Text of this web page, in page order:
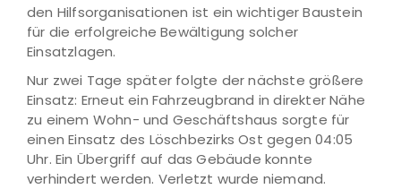
den Hilfsorganisationen ist ein wichtiger Baustein
für die erfolgreiche Bewältigung solcher
Einsatzlagen.
Nur zwei Tage später folgte der nächste größere
Einsatz: Erneut ein Fahrzeugbrand in direkter Nähe
zu einem Wohn- und Geschäftshaus sorgte für
einen Einsatz des Löschbezirks Ost gegen 04:05
Uhr. Ein Übergriff auf das Gebäude konnte
verhindert werden. Verletzt wurde niemand.